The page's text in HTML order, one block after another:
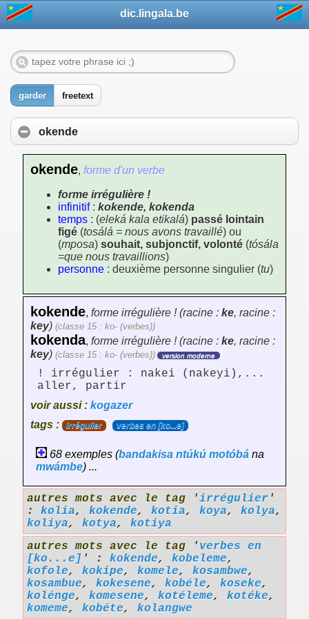
dic.lingala.be
garder freetext
okende
okende, forme d'un verbe
forme irrégulière !
infinitif: kokende, kokenda
temps : (eleká kala etikalá) passé lointain
figé (tosálá = nous avons travaillé) ou
(mposa) souhait, subjonctif, volonté (tósála
=que nous travaillions)
personne : deuxième personne singulier (tu)
kokende, forme irrégulière ! (racine : ke, racine :
key) (classe 15 : ko- (verbes))
kokenda, forme irrégulière ! (racine : ke, racine :
key) (classe 15 : ko- (verbes)) version moderne
! irrégulier : nakei (nakeyi),...
aller, partir
voir aussi : kogazer
tags :
irrégulier verbes en [ko...e]
68 exemples (bandakisa ntúkú motóbá na
mwámbe) ...
autres mots avec le tag 'irrégulier '
: kolia, kokende, kotia, koya, kolya,
koliya, kotya, kotiya
autres mots avec le tag ' verbes en
[ko...e] ' : kokende, kobeleme,
kofole, kokipe, komele, kosambwe,
kosambue, kokesene, kobéle, koseke,
kolénge, komesene, kotéleme, kotéke,
komeme, kobéte, kolangwe